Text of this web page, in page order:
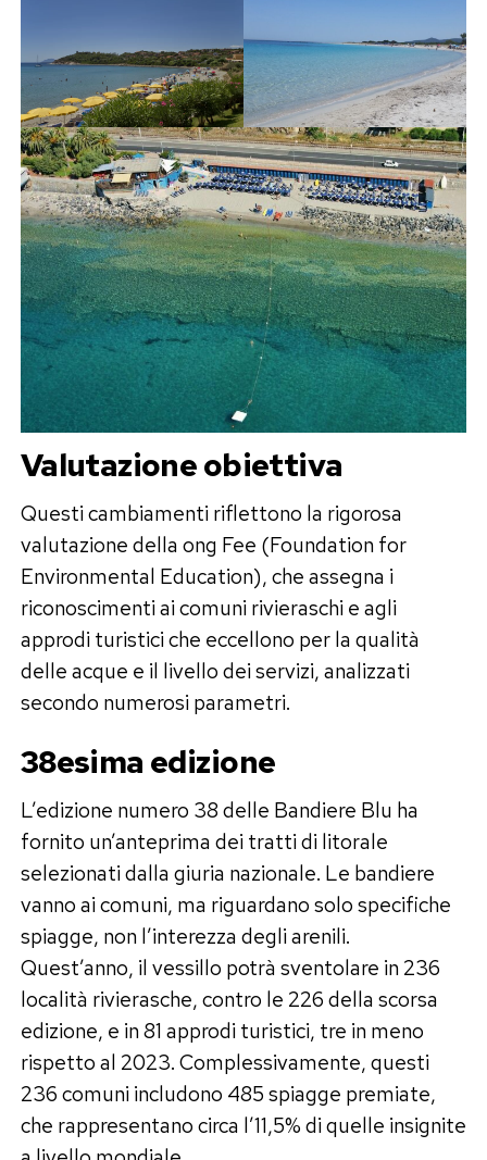
Valutazione obiettiva
Questi cambiamenti riflettono la rigorosa
valutazione della ong Fee (Foundation for
Environmental Education), che assegna i
riconoscimenti ai comuni rivieraschi e agli
approdi turistici che eccellono per la qualità
delle acque e il livello dei servizi, analizzati
secondo numerosi parametri.
38esima edizione
L’edizione numero 38 delle Bandiere Blu ha
fornito un’anteprima dei tratti di litorale
selezionati dalla giuria nazionale. Le bandiere
vanno ai comuni, ma riguardano solo specifiche
spiagge, non l’interezza degli arenili.
Quest’anno, il vessillo potrà sventolare in 236
località rivierasche, contro le 226 della scorsa
edizione, e in 81 approdi turistici, tre in meno
rispetto al 2023. Complessivamente, questi
236 comuni includono 485 spiagge premiate,
che rappresentano circa l’11,5% di quelle insignite